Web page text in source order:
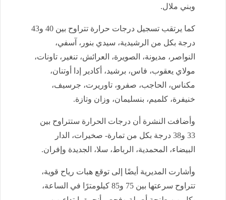
وبني ملال.
كما يرتقب تسجيل درجات حرارة تتراوح بين 40 و43
درجة بكل من الرشيدية، سيدي بنور، آسفي،
النواصر، مديونة، الصويرة، العرائش، تنغير، تاونات،
مولاي يعقوب، فاس، برشيد، أكادير إدا أوتنان،
مكناس، الحاجب، صفرو، تاوريرت، جرسيف،
خنيفرة، كلميم، بنسليمان، وزان وتازة.
وأضافت النشرة أن درجات الحرارة ستتراوح بين
33 و38 درجة بكل من تمارة- صخيرات، الدار
البيضاء، المحمدية، الرباط، سلا، الجديدة وإفران.
وأشارت المديرية أيضًا إلى توقع هبات رياح قوية،
تتراوح سرعتها بين 75 و85 كيلومترًا في الساعة،